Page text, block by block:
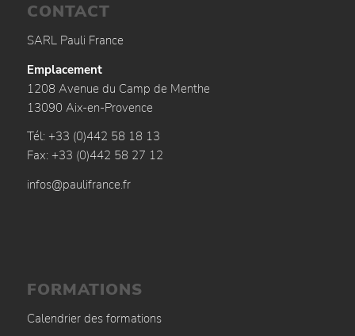
CONTACT
SARL Pauli France
Emplacement
1208 Avenue du Camp de Menthe
13090 Aix-en-Provence
Tél: +33 (0)442 58 18 13
Fax: +33 (0)442 58 27 12
infos@paulifrance.fr
FORMATIONS
Calendrier des formations